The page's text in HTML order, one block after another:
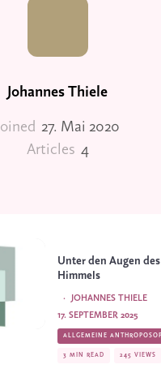
Johannes Thiele
Joined 27. Mai 2020
Articles 4
Unter den Augen des
Himmels
JOHANNES THIELE
·
17. SEPTEMBER 2025
ALLGEMEINE
3 MIN READ 245 VIEWS